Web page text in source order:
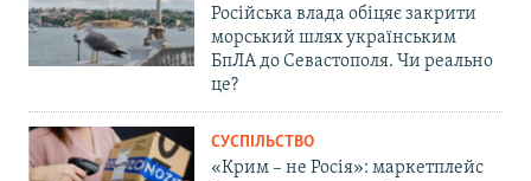
Російська влада обіцяє закрити
морський шлях українським
БпЛА до Севастополя. Чи реально
це?
СУСПІЛЬСТВО
«Крим – не Росія»: маркетплейс